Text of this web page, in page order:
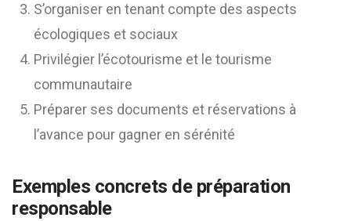
S’organiser en tenant compte des aspects
écologiques et sociaux
Privilégier l’écotourisme et le tourisme
communautaire
Préparer ses documents et réservations à
l’avance pour gagner en sérénité
Exemples concrets de préparation
responsable